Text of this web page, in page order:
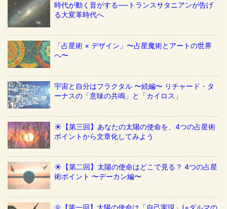
時代が動く音がする──トランスサタニアンが告げ
る大変革時代へ
「占星術 × デザイン」〜占星魔術とアートの世界
へ〜
宇宙と自分はフラクタル 〜続編〜 リチャード・タ
ーナスの「意味の共鳴」と「カイロス」
☀️【第三回】あなたの太陽の使命を、4つの占星術
ポイントから文章化してみよう
☀️【第二回】太陽の使命はどこで見る？ 4つの占星
術ポイント 〜デーカン編〜
🌞【第一回】太陽の使命は「自己実現」(=ダルマの